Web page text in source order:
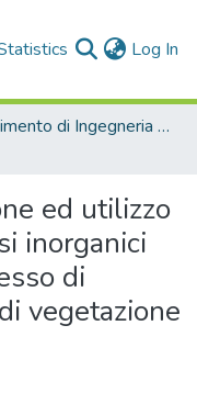
Log In
Dipartimento di Ingegneria dell'Ambiente - Tesi di Dottorato
ed utilizzo
inorganici
di
vegetazione